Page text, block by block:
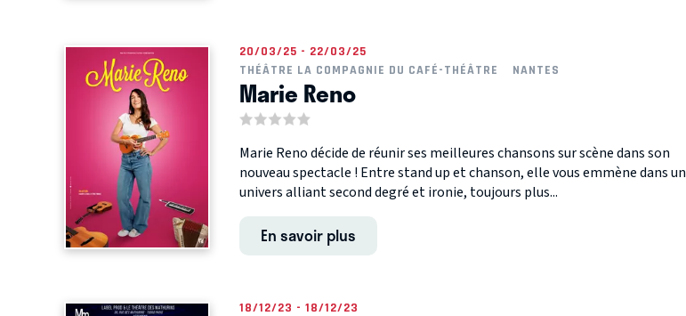
20/03/25 - 22/03/25
THÉÂTRE LA COMPAGNIE DU CAFÉ-THÉÂTRE
NANTES
Marie Reno
Marie Reno décide de réunir ses meilleures chansons sur scène dans son
nouveau spectacle ! Entre stand up et chanson, elle vous emmène dans un
univers alliant second degré et ironie, toujours plus...
En savoir plus
18/12/23 - 18/12/23